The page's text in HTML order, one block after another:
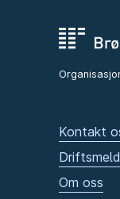
Kontakt
Om oss